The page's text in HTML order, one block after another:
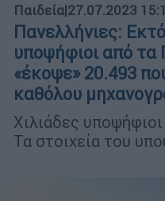
Παιδεία|27.07.2023
Πανελλήνιες:
υποψήφιοι από
«έκοψε» 20.493
καθόλου
Χιλιάδες
Τα στοιχεία του